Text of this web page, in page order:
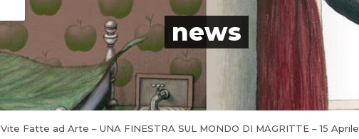
news
Vite Fatte ad Arte – UNA FINESTRA SUL MONDO DI MAGRITTE – 15 Aprile